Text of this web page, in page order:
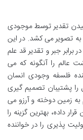
تقدیر توسط موجودی
به تصویر می کشد. در این
جبر و تقدیر قد علم
عالم را آنگونه که می
فلسفه وجودی انسان
را پشتیبان تصمیم گیری
زمین دوخته و آرزو می
داده، بهترین گزینه را
پذیری را در خواننده